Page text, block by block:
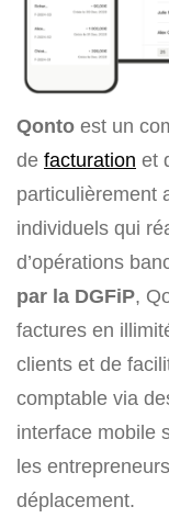
Qonto est un
de facturation et
particulièrement
individuels qui
d’opérations
par la DGFiP,
factures en
clients et de
comptable via
interface mobile
les
déplacement.